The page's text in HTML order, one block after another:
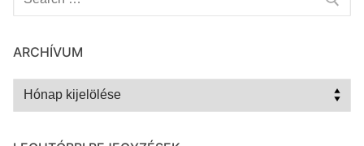
ARCHÍVUM
Archívum